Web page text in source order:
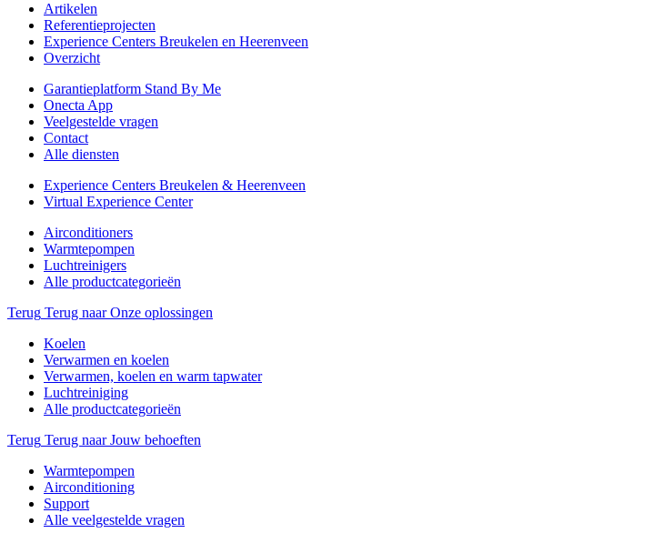
Artikelen
Referentieprojecten
Experience Centers Breukelen en Heerenveen
Overzicht
Garantieplatform Stand By Me
Onecta App
Veelgestelde vragen
Contact
Alle diensten
Experience Centers Breukelen & Heerenveen
Virtual Experience Center
Airconditioners
Warmtepompen
Luchtreinigers
Alle productcategorieën
Terug Terug naar Onze oplossingen
Koelen
Verwarmen en koelen
Verwarmen, koelen en warm tapwater
Luchtreiniging
Alle productcategorieën
Terug Terug naar Jouw behoeften
Warmtepompen
Airconditioning
Support
Alle veelgestelde vragen